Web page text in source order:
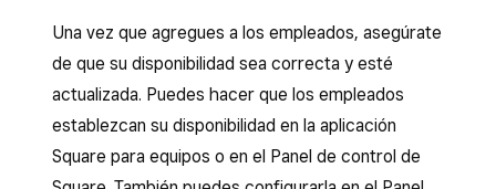
Una vez que agregues a los empleados, asegúrate
de que su disponibilidad sea correcta y esté
actualizada. Puedes hacer que los empleados
establezcan su disponibilidad en la aplicación
Square para equipos o en el Panel de control de